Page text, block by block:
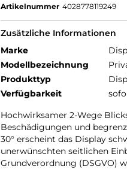
Artikelnummer 4028778119249
Zusätzliche Informationen
Marke
Modellbezeichnung
Produkttyp
Verfügbarkeit
Hochwirksamer 2-Wege
Beschädigungen und
30° erscheint das Display
uner­wünschten seitlichen
Grundverordnung (DSGVO)